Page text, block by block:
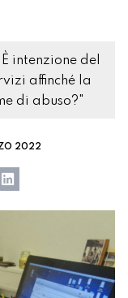
intenzione del
affinché la
di abuso?"
2022